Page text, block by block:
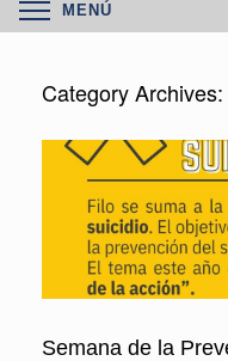
MENÚ
Category Archives:
Semana de la